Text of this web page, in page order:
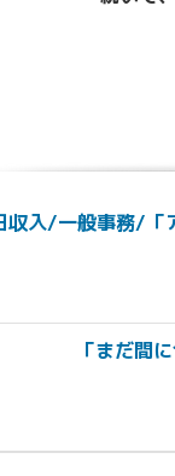
収入/一般事務/
「まだ間